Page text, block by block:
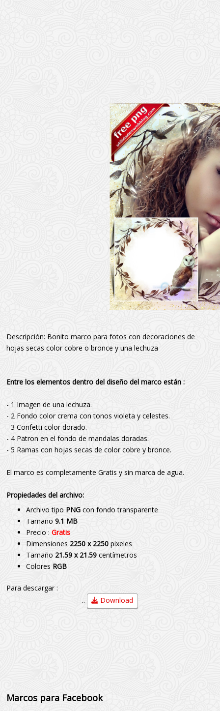
Descripción: Bonito marco para fotos con decoraciones de
hojas secas color cobre o bronce y una lechuza
Entre los elementos dentro del diseño del marco están :
- 1 Imagen de una lechuza.
- 2 Fondo color crema con tonos violeta y celestes.
- 3 Confetti color dorado.
- 4 Patron en el fondo de mandalas doradas.
- 5 Ramas con hojas secas de color cobre y bronce.
El marco es completamente Gratis y sin marca de agua.
Propiedades del archivo:
Archivo tipo PNG con fondo transparente
Tamaño9.1 MB
Precio :Gratis
Dimensiones 2250 x 2250 pixeles
Tamaño 21.59 x 21.59 centímetros
Colores RGB
Para descargar :
..
Download
Marcos para Facebook